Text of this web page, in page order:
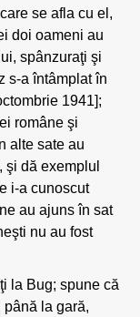
se afla cu el,
doi oameni au
spânzuraţi şi
s-a întâmplat în
1941];
române şi
alte sate au
dă exemplul
i-a cunoscut
au ajuns în sat
nu au fost
la Bug; spune că
la gară,